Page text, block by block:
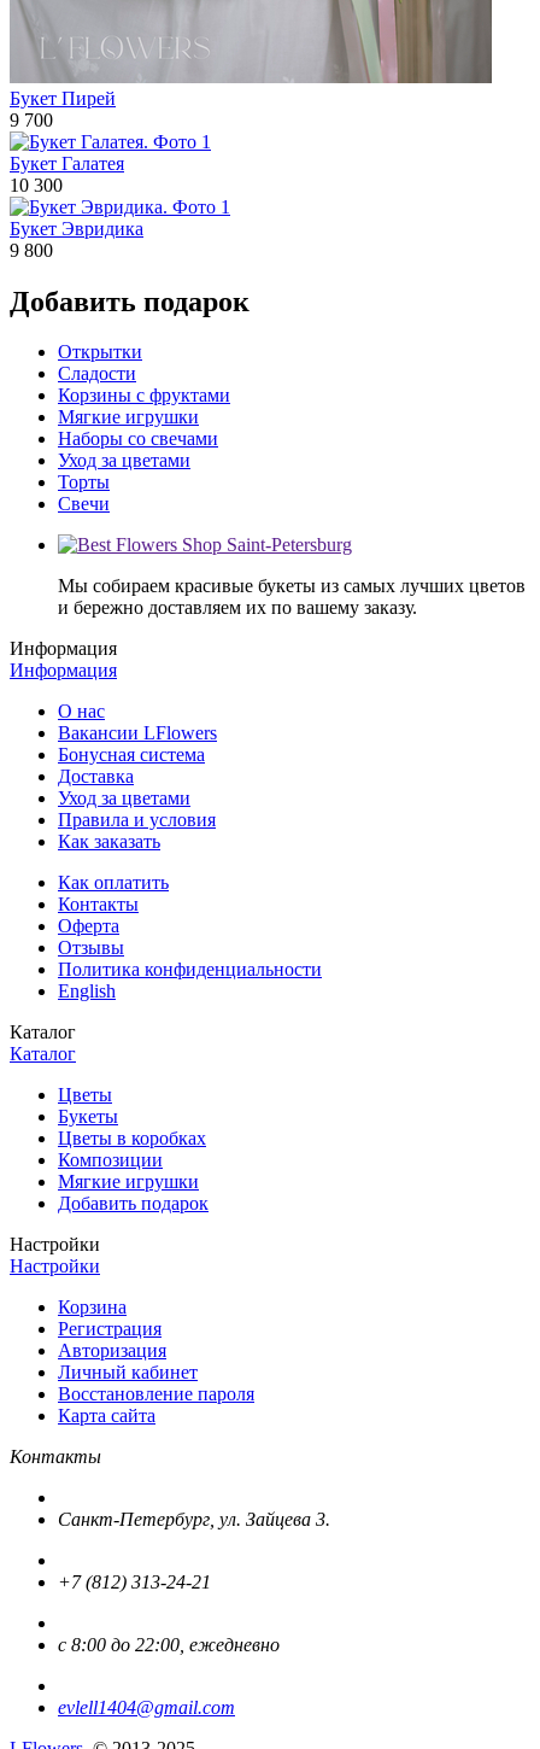
Букет Пирей
9 700
Букет Галатея
10 300
Букет Эвридика
9 800
Добавить подарок
Открытки
Сладости
Корзины с фруктами
Мягкие игрушки
Наборы со свечами
Уход за цветами
Торты
Свечи
Мы собираем красивые букеты из самых лучших цветов
и бережно доставляем их по вашему заказу.
Информация
Информация
О нас
Вакансии LFlowers
Бонусная система
Доставка
Уход за цветами
Правила и условия
Как заказать
Как оплатить
Контакты
Оферта
Отзывы
Политика конфиденциальности
English
Каталог
Каталог
Цветы
Букеты
Цветы в коробках
Композиции
Мягкие игрушки
Добавить подарок
Настройки
Настройки
Корзина
Регистрация
Авторизация
Личный кабинет
Восстановление пароля
Карта сайта
Контакты
Санкт-Петербург, ул. Зайцева 3.
+7 (812) 313-24-21
с 8:00 до 22:00, ежедневно
evlell1404@gmail.com